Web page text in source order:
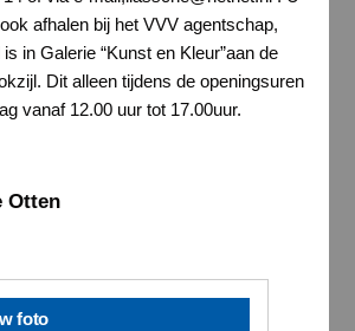
afhalen bij het VVV agentschap,
in Galerie “Kunst en Kleur”aan de
Dit alleen tijdens de openingsuren
vanaf 12.00 uur tot 17.00uur.
Otten
foto